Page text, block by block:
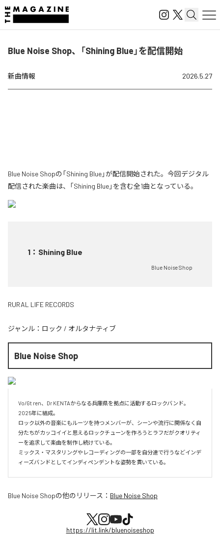
Blue Noise Shop、「Shining Blue」を配信開始
新曲情報 2026.5.27
Blue Noise Shopの「Shining Blue」が配信開始された。今回デジタル
配信された楽曲は、「Shining Blue」を含む全1曲となっている。
1 ： Shining Blue
Blue Noise Shop
RURAL LIFE RECORDS
ジャンル： ロック / オルタナティブ
Blue Noise Shop
Vo/Gt ren、Dr KENTAからなる兵庫県を拠点に活動するロックバンド。
2025年に結成。
ロック以外の音楽にもルーツを持つメンバーが、シーンや流行に関係なく自
分たちがカッコイイと思えるロックチューンを作ろうとラフだがクオリティ
ーを追求して楽曲を制作し続けている。
ミックス・マスタリングやレコーディングの一部を自分達で行うなどインデ
ィーズバンドとしてインディペンデントな姿勢を貫いている。
Blue Noise Shopの他のリリース： Blue Noise Shop
https://lit.link/bluenoiseshop